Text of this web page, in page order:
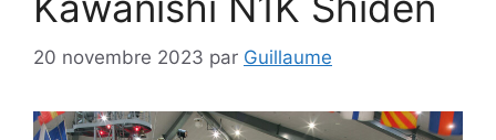
20 novembre 2023 par Guillaume